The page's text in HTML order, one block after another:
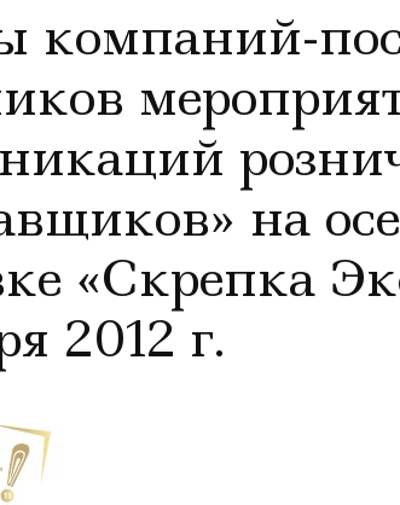
компаний-
на
«Скрепка
2012 г.